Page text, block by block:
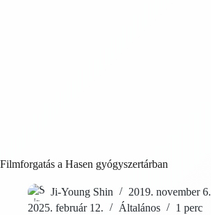
Filmforgatás a Hasen gyógyszertárban
Ji-Young Shin
2019. november 6.
2025. február 12.
Általános 1 perc